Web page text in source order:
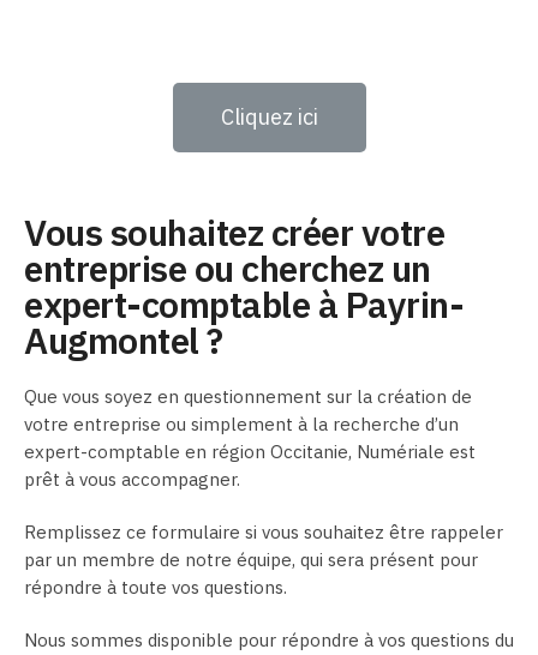
Cliquez ici
Vous souhaitez créer votre
entreprise ou cherchez un
expert-comptable à Payrin-
Augmontel ?
Que vous soyez en questionnement sur la création de
votre entreprise ou simplement à la recherche d’un
expert-comptable en région Occitanie, Numériale est
prêt à vous accompagner.
Remplissez ce formulaire si vous souhaitez être rappeler
par un membre de notre équipe, qui sera présent pour
répondre à toute vos questions.
Nous sommes disponible pour répondre à vos questions du